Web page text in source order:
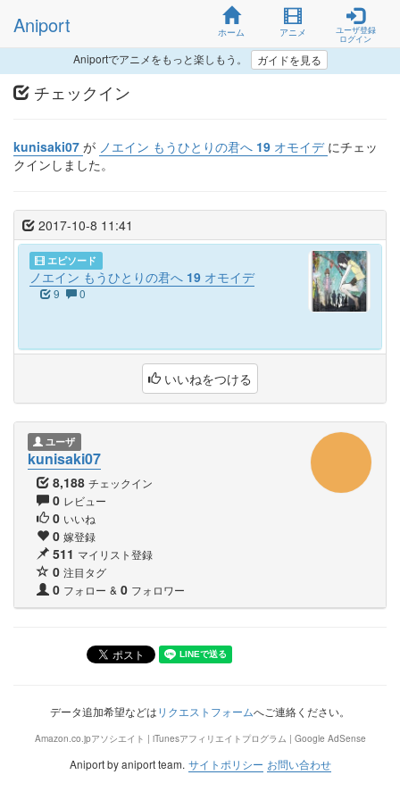
Aniport ホーム アニメ
ユーザ登録
ログイン
Aniportでアニメをもっと楽しもう。 ガイドを見る
チェックイン
kunisaki07 が ノエイン もうひとりの君へ 19 オモイデ にチェッ
クインしました。
2017-10-8 11:41
エピソード
ノエイン もうひとりの君へ 19 オモイデ
9 0
いいねをつける
ユーザ
kunisaki07
8,188 チェックイン
0 レビュー
0 いいね
0 嫁登録
511 マイリスト登録
0 注目タグ
0 フォロー & 0 フォロワー
データ追加希望などはリクエストフォームへご連絡ください。
Amazon.co.jpアソシエイト | iTunesアフィリエイトプログラム | Google AdSense
Aniport by aniport team. サイトポリシー お問い合わせ